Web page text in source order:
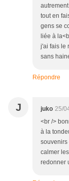
tout en
gens se
liée à
j'ai fais le
sans
Répondre
J juko 25/
<br />
à la
souvenirs
calmer
redonner